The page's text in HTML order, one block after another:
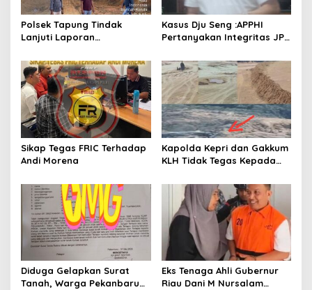
s
Polsek Tapung Tindak
Lanjuti Laporan
Penambangan Ilegal di
Desa Bencah Kelubi
Kasus Dju Seng :APPHI
Pertanyakan Integritas JPU
“Main Mata” Kroni Eks-
Jampidsus
Sikap Tegas FRIC Terhadap
Andi Morena
Kapolda Kepri dan Gakkum
KLH Tidak Tegas Kepada
dan Penimbunan Pesisir di
Teluk Mata Ikan
Diduga Gelapkan Surat
Tanah, Warga Pekanbaru
Eks Tenaga Ahli Gubernur
Riau Dani M Nursalam